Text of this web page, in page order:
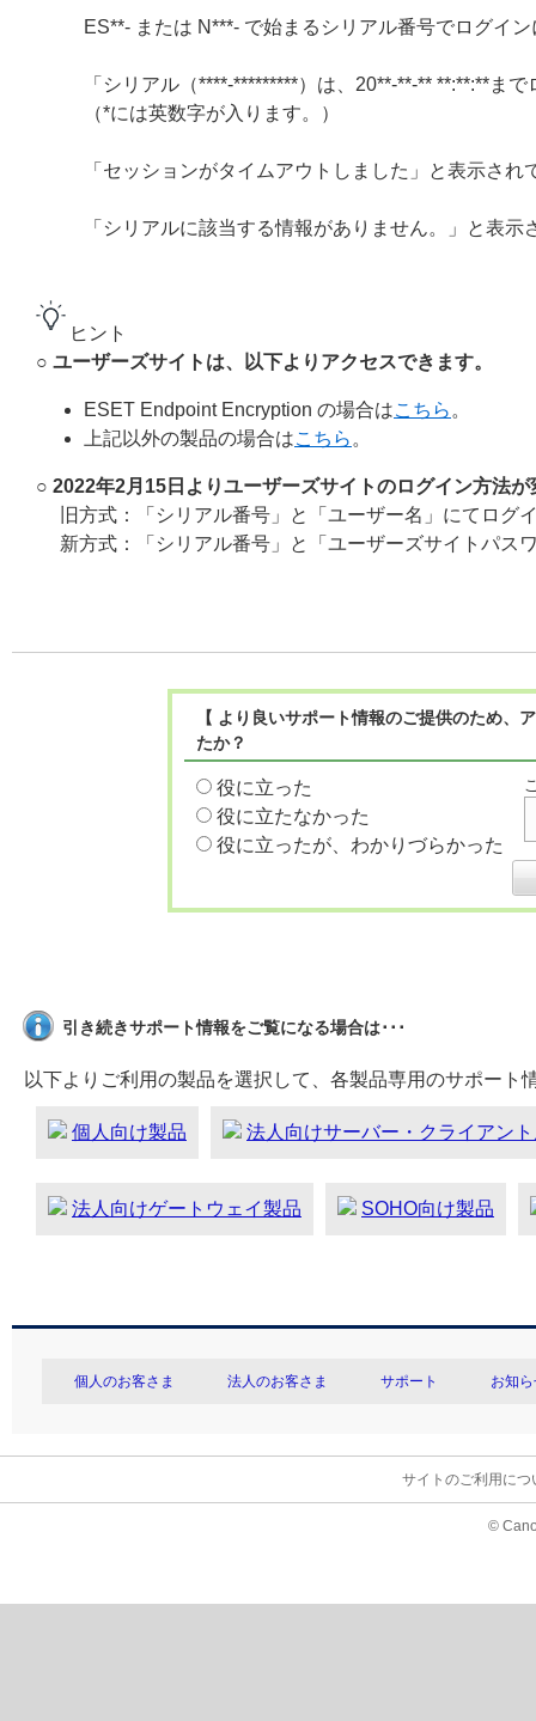
ES**- または N***- で始まるシリアル番号でログイ
「シリアル（****-*********）は、20**-**-** **:**:**ま
（*には英数字が入ります。）
「セッションがタイムアウトしました」と表示され
「シリアルに該当する情報がありません。」と表
ヒント
○ ユーザーズサイトは、以下よりアクセスできます。
ESET Endpoint Encryption の場合はこちら 。
上記以外の製品の場合はこちら 。
○ 2022年2月15日よりユーザーズサイトのログイン方法
旧方式：「シリアル番号」と「ユーザー名」にてログ
新方式：「シリアル番号」と「ユーザーズサイトパス
【 より良いサポート情報のご提供のため
たか？
役に立った
役に立たなかった
役に立ったが、わかりづらかった
引き続きサポート情報をご覧になる場合は･･･
以下よりご利用の製品を選択して、各製品専用のサポート
個人向け製品 法人向けサーバー・クライアン
法人向けゲートウェイ製品 SOHO向け製品
個人のお客さま 法人のお客さま サポート お知
サイトのご利用につ
©